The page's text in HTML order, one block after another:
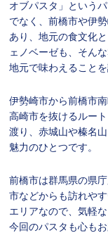
オブパスタ」という
でなく、前橋市や伊
あり、地元の食文化
ェノベーゼも、そん
地元で味わえること
伊勢崎市から前橋市
高崎市を抜けるルー
渡り、赤城山や榛名
魅力のひとつです。
前橋市は群馬県の県
市などからも訪れや
エリアなので、気軽
今回のパスタも心も